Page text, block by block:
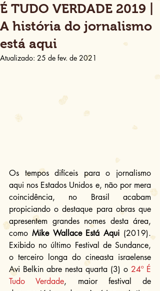
É TUDO VERDADE 2019 |
A história do jornalismo
está aqui
Atualizado: 25 de fev. de 2021
Os tempos difíceis para o jornalismo
aqui nos Estados Unidos e, não por mera
coincidência, no Brasil acabam
propiciando o destaque para obras que
apresentem grandes nomes desta área,
como Mike Wallace Está Aqui (2019).
Exibido no último Festival de Sundance,
o terceiro longa do cineasta israelense
Avi Belkin abre nesta quarta (3) o 24º É
Tudo Verdade, maior festival de